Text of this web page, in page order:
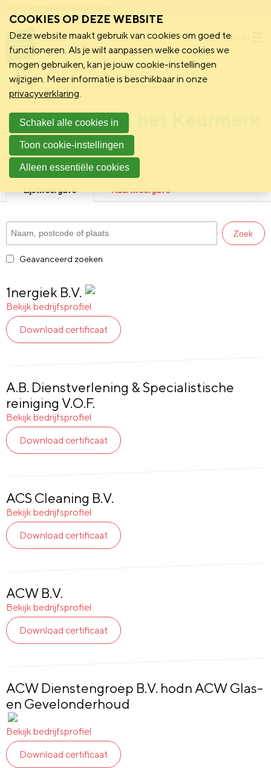
Menu
Schoonmakend Nederland
Bedrijven met het Keurmerk
Schoon
Lijstweergave Kaartweergave
Zoek
Geavanceerd zoeken
1nergiek B.V. Glas
en
Gevel:
Ja
Bekijk bedrijfsprofiel
Download certificaat
A.B. Dienstverlening & Specialistische
reiniging V.O.F.
Bekijk bedrijfsprofiel
Download certificaat
ACS Cleaning B.V.
Bekijk bedrijfsprofiel
Download certificaat
ACW B.V.
Bekijk bedrijfsprofiel
Download certificaat
ACW Dienstengroep B.V. hodn ACW Glas-
en Gevelonderhoud
Glas
en
Gevel:
Ja
Bekijk bedrijfsprofiel
Download certificaat
COOKIES OP DEZE WEBSITE
Deze website maakt gebruik van cookies om goed te
functioneren. Als je wilt aanpassen welke cookies we
mogen gebruiken, kan je jouw cookie-instellingen
wijzigen. Meer informatie is beschikbaar in onze
privacyverklaring.
Schakel alle cookies in
Toon cookie-instellingen
Alleen essentiële cookies